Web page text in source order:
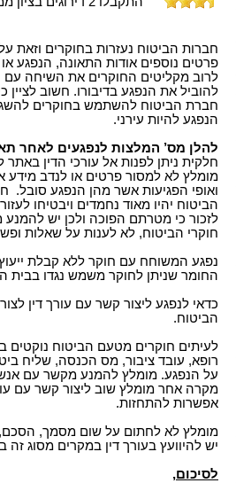
חברות הביטוח נעזרות בחוקרים וזאת
פרטים נוספים אודות התאונה, הנפגע
לרוב מקליטים החוקרים את השיחה עם
להוביל את הנפגע בדיבורו. חשוב לציין
חברת הביטוח להשתמש בחוקרים
הנפגע להיות עירני.
להלן מס’ המלצות לנפגעים לאחר
חלקית ניתן לפנות אל עורכי הדין
מומלץ לא למסור פרטים או לנדב מידע
ואופי הפגיעות אשר מהן הנפגע סובל.
הביטוח יהיו מאוד נחמדים ויבטיחו
לזכור כי מטרתם הפוכה ולכן יש
חוקרי הביטוח, לא לענות על שאלות
נפגע המשוחח עם חוקר ללא קבלת
החומר שניתן לחוקר משמש נגדו בבית
כדאי לנפגע ליצור קשר עם עורך דין
הביטוח.
לעיתים חוקרים מטעם הביטוח נוקטים
רופא, עובד ציבור, מס הכנסה, שליח
על הנפגע. מומלץ להמנע מקשר עם
מקרה אחר מומלץ שוב ליצור קשר עם
אפשרות להתחזות.
מומלץ לא לחתום על שום מסמך,
יש להיוועץ בעורך דין במקרים מסוג זה
לסיכום,